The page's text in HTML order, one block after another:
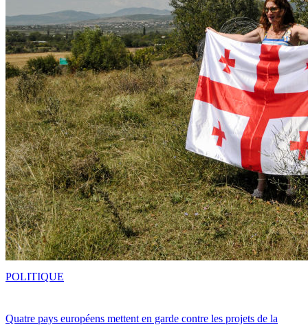
Quatre pays européens mettent en garde contre les projets de la
POLITIQUE